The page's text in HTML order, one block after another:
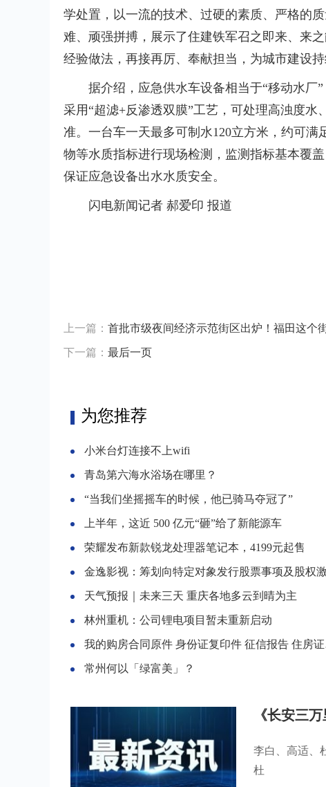
学处置，以一流的技术、过硬的素质、严格的
难、顽强拼搏，展示了住建铁军召之即来、来
经验做法，再接再厉、奉献担当，为城市建设持
据介绍，应急供水车设备相当于“移动水厂
采用“超滤+反渗透双膜”工艺，可处理高浊度
准。一台车一天最多可制水120立方米，约可
物等水质指标进行现场检测，监测指标基本覆
保证应急设备出水水质安全。
闪电新闻记者 郝爱印 报道
上一篇： 首批市级夜间经济示范街区出炉！福田这个
下一篇： 最后一页
为您推荐
小米台灯连接不上wifi
青岛第六海水浴场在哪里？
“当我们坐摇摇车的时候，他已骑马夺冠了”
上半年，这近 500 亿元“砸”给了新能源车
荣耀发布新款锐龙处理器笔记本，4199元起售
金逸影视：筹划向特定对象发行股票事项及股权激励事项
天气预报｜未来三天 重庆各地多云到晴为主
林州重机：公司锂电项目暂未重新启动
我的购房合同原件 身份证复印件 征信报告 住房证明 银行开具
常州何以「绿富美」？
《长安三
李白、高适、
杜